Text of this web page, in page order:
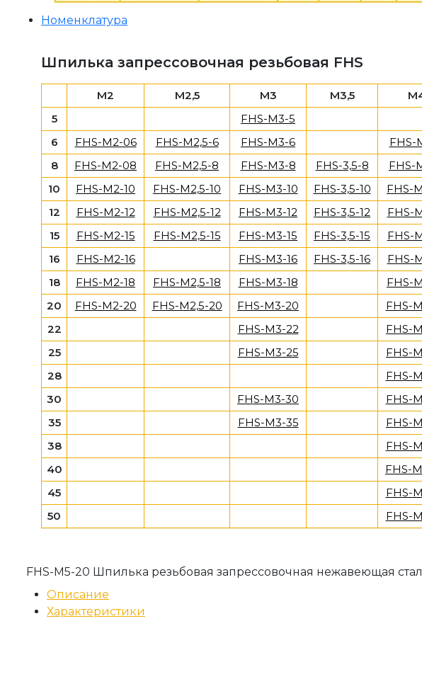
Номенклатура
Шпилька запрессовочная резьбовая FHS
M2 M2,5 M3 M3,5
5
FHS-M3-5
6
FHS-M2-06 FHS-M2,5-6 FHS-M3-6
FHS-
8
FHS-M2-08 FHS-M2,5-8 FHS-M3-8 FHS-3,5-8 FHS-
10
FHS-M2-10 FHS-M2,5-10 FHS-M3-10 FHS-3,5-10 FHS-
12
FHS-M2-12 FHS-M2,5-12 FHS-M3-12 FHS-3,5-12 FHS-
15
FHS-M2-15 FHS-M2,5-15 FHS-M3-15 FHS-3,5-15 FHS-
16
FHS-M2-16 FHS-M3-16 FHS-3,5-16 FHS-
18
FHS-M2-18 FHS-M2,5-18 FHS-M3-18 FHS-
20
FHS-M2-20 FHS-M2,5-20 FHS-M3-20 FHS-
22
FHS-M3-22 FHS-
25
FHS-M3-25 FHS-
28
FHS-
30
FHS-M3-30 FHS-
35
FHS-M3-35 FHS-
38
FHS-
40
FHS-
45
FHS-
50
FHS-
FHS-M5-20 Шпилька резьбовая запрессовочная нежавеющая
Описание
Характеристики